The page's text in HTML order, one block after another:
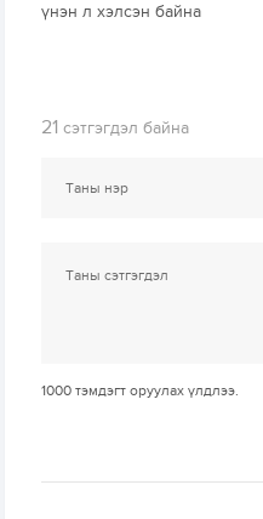
үнэн л хэлсэн байна
21 сэтгэгдэл байна
1000 тэмдэгт оруулах үлдлээ.